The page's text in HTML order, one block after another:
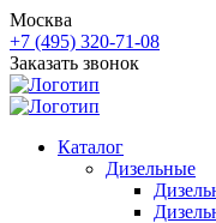
Москва
+7 (495) 320-71-08
Заказать звонок
Каталог
Дизельные